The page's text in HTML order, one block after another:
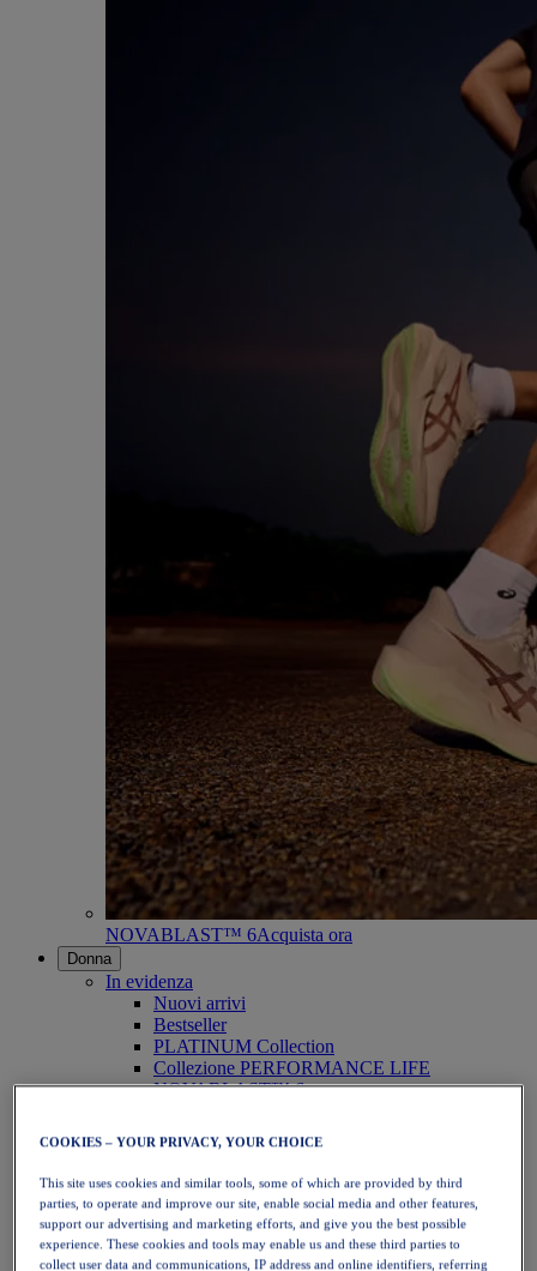
NOVABLAST™ 6Acquista ora
Donna
In evidenza
Nuovi arrivi
Bestseller
PLATINUM Collection
Collezione PERFORMANCE LIFE
NOVABLAST™ 6
Running
Trail running
Tennis
Pallavolo
Pallamano
Padel
Netball
COOKIES – YOUR PRIVACY, YOUR CHOICE
This site uses cookies and similar tools, some of which are provided by third
parties, to operate and improve our site, enable social media and other features,
support our advertising and marketing efforts, and give you the best possible
experience. These cookies and tools may enable us and these third parties to
collect user data and communications, IP address and online identifiers, referring